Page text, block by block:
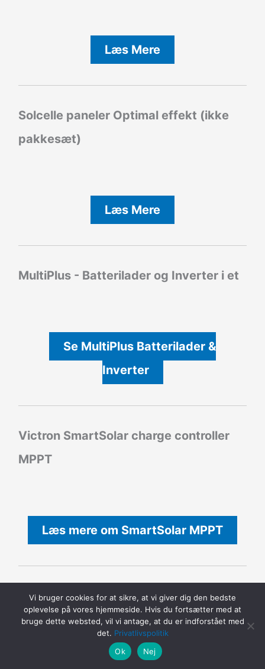
Læs Mere
Solcelle paneler Optimal effekt (ikke
pakkesæt)
Læs Mere
MultiPlus - Batterilader og Inverter i et
Se MultiPlus Batterilader &
Inverter
Victron SmartSolar charge controller
MPPT
Læs mere om SmartSolar MPPT
RUUVI Sensor
Vi bruger cookies for at sikre, at vi giver dig den bedste
oplevelse på vores hjemmeside. Hvis du fortsætter med at
bruge dette websted, vil vi antage, at du er indforstået med
det. Privatlivspolitik
Ok
Nej